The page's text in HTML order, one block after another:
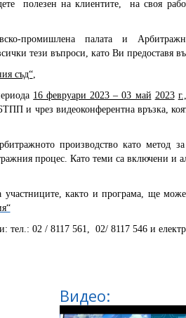
полезен на клиентите, на своя
промишлена палата и
тези въпроси, като Ви предоставя
съд“,
16 февруари 2023 – 03 май 2023 г.,
и чрез видеоконферентна връзка,
производство като метод
процес. Като теми са включени и
както и програма, ще
тел.: 02 / 8117 561, 02/ 8117 546 и
Видео: